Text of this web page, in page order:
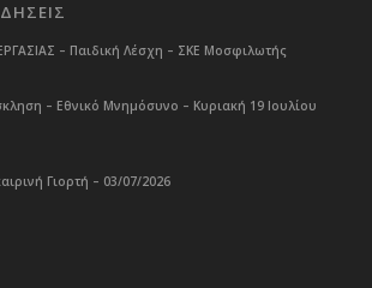
– Παιδική Λέσχη – ΣΚΕ Μοσφιλωτής
– Εθνικό Μνημόσυνο – Κυριακή 19 Ιουλίου
Γιορτή – 03/07/2026